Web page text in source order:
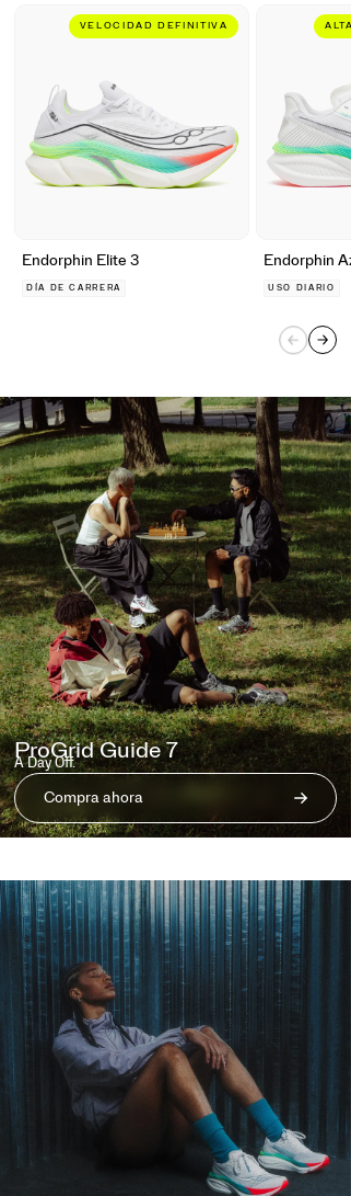
VELOCIDAD DEFINITIVA
Endorphin Elite 3
DÍA DE CARRERA
Endorphin
USO DIARIO
ProGrid Guide 7
A Day Off.
Compra ahora